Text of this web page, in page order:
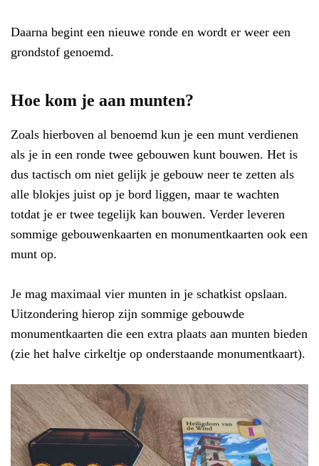
Daarna begint een nieuwe ronde en wordt er weer een
grondstof genoemd.
Hoe kom je aan munten?
Zoals hierboven al benoemd kun je een munt verdienen
als je in een ronde twee gebouwen kunt bouwen. Het is
dus tactisch om niet gelijk je gebouw neer te zetten als
alle blokjes juist op je bord liggen, maar te wachten
totdat je er twee tegelijk kan bouwen. Verder leveren
sommige gebouwenkaarten en monumentkaarten ook een
munt op.
Je mag maximaal vier munten in je schatkist opslaan.
Uitzondering hierop zijn sommige gebouwde
monumentkaarten die een extra plaats aan munten bieden
(zie het halve cirkeltje op onderstaande monumentkaart).